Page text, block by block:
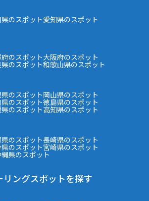
のスポット愛知県のスポット
のスポット大阪府のスポット
のスポット和歌山県のスポット
のスポット岡山県のスポット
のスポット徳島県のスポット
のスポット高知県のスポット
のスポット長崎県のスポット
のスポット宮崎県のスポット
県のスポット
ングスポットを探す